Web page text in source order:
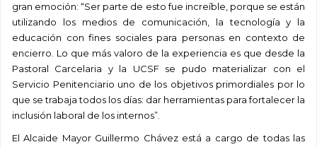
gran emoción: “Ser parte de esto fue increíble, porque se están
utilizando los medios de comunicación, la tecnología y la
educación con fines sociales para personas en contexto de
encierro. Lo que más valoro de la experiencia es que desde la
Pastoral Carcelaria y la UCSF se pudo materializar con el
Servicio Penitenciario uno de los objetivos primordiales por lo
que se trabaja todos los días: dar herramientas para fortalecer la
inclusión laboral de los internos”.
El Alcaide Mayor Guillermo Chávez está a cargo de todas las